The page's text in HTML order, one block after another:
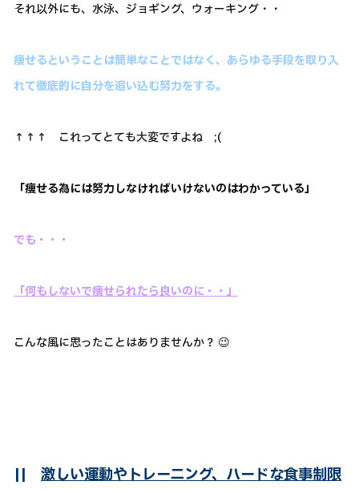
それ以外にも、水泳、ジョギング、ウォーキング・・
痩せるということは簡単なことではなく、あらゆる手段を取り入
れて徹底的に自分を追い込む努力をする。
↑↑↑ これってとても大変ですよね ;(
「痩せる為には努力しなければいけないのはわかっている」
でも・・・
「何もしないで痩せられたら良いのに・・」
こんな風に思ったことはありませんか？ 😉
|| 激しい運動やトレーニング、ハードな食事制限